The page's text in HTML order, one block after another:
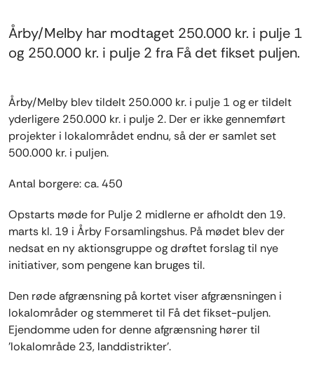
Årby/Melby har modtaget 250.000 kr. i pulje 1
og 250.000 kr. i pulje 2 fra Få det fikset puljen.
Årby/Melby blev tildelt 250.000 kr. i pulje 1 og er tildelt
yderligere 250.000 kr. i pulje 2. Der er ikke gennemført
projekter i lokalområdet endnu, så der er samlet set
500.000 kr. i puljen.
Antal borgere: ca. 450
Opstarts møde for Pulje 2 midlerne er afholdt den 19.
marts kl. 19 i Årby Forsamlingshus. På mødet blev der
nedsat en ny aktionsgruppe og drøftet forslag til nye
initiativer, som pengene kan bruges til.
Den røde afgrænsning på kortet viser afgrænsningen i
lokalområder og stemmeret til Få det fikset-puljen.
Ejendomme uden for denne afgrænsning hører til
'lokalområde 23, landdistrikter'.